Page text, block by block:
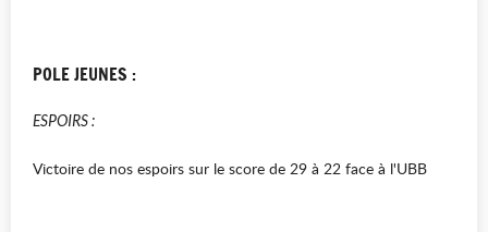
POLE JEUNES :
ESPOIRS :
Victoire de nos espoirs sur le score de 29 à 22 face à l'UBB